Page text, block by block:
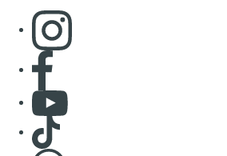
Consulter page Instagram
Consulter page Facebook
Consulter Youtube
Consulter TikTok